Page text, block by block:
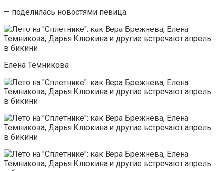
— поделилась новостями певица.
Елена Темникова